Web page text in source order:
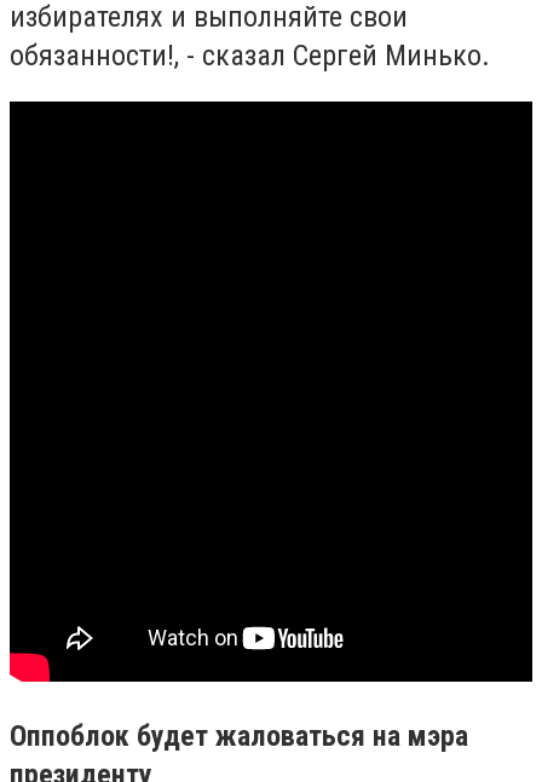
избирателях и выполняйте свои
обязанности!, - сказал Сергей Минько.
Оппоблок будет жаловаться на мэра
президенту